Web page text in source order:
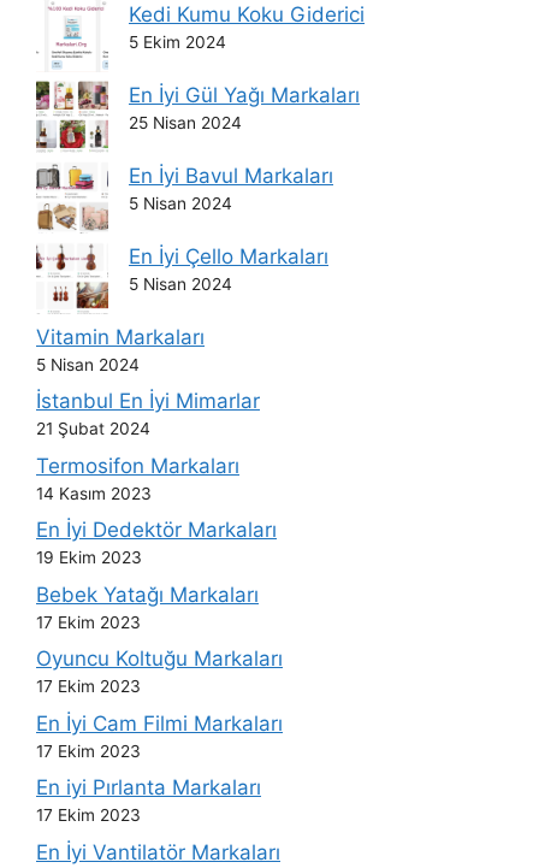
Kedi Kumu Koku Giderici
5 Ekim 2024
En İyi Gül Yağı Markaları
25 Nisan 2024
En İyi Bavul Markaları
5 Nisan 2024
En İyi Çello Markaları
5 Nisan 2024
Vitamin Markaları
5 Nisan 2024
İstanbul En İyi Mimarlar
21 Şubat 2024
Termosifon Markaları
14 Kasım 2023
En İyi Dedektör Markaları
19 Ekim 2023
Bebek Yatağı Markaları
17 Ekim 2023
Oyuncu Koltuğu Markaları
17 Ekim 2023
En İyi Cam Filmi Markaları
17 Ekim 2023
En iyi Pırlanta Markaları
17 Ekim 2023
En İyi Vantilatör Markaları